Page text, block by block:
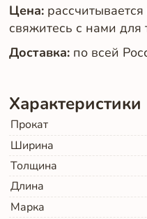
Цена:
свяжитесь с нами для
Доставка: по всей
Характеристики
Прокат
Ширина
Толщина
Длина
Марка